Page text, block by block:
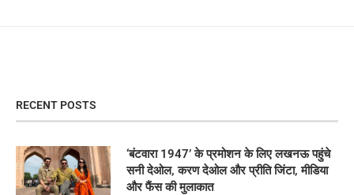
RECENT POSTS
‘बंटवारा 1947’ के प्रमोशन के लिए लखनऊ पहुंचे
सनी देओल, करण देओल और प्रीति जिंटा, मीडिया
और फैंस की मुलाकात